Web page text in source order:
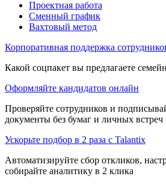
Проектная работа
Сменный график
Вахтовый метод
Корпоративная поддержка
Какой соцпакет вы предлагаете
Оформляйте кандидатов онлайн
Проверяйте сотрудников и
документы без бумаг и личных встреч
Ускорьте подбор в 2 раза с Talantix
Автоматизируйте сбор откликов,
собирайте аналитику в 2 клика